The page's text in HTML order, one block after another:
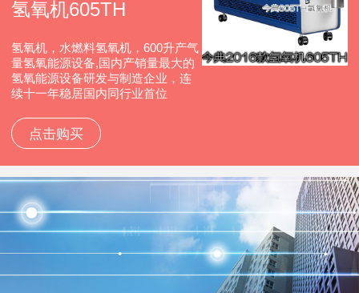
氢氧机605TH
氢氧机，水燃料氢氧机，600升产气
量氢氧能源设备,国内产销量最大的
氢氧能源设备研发与制造企业，连
续十一年稳居国内同行业首位
点击购买